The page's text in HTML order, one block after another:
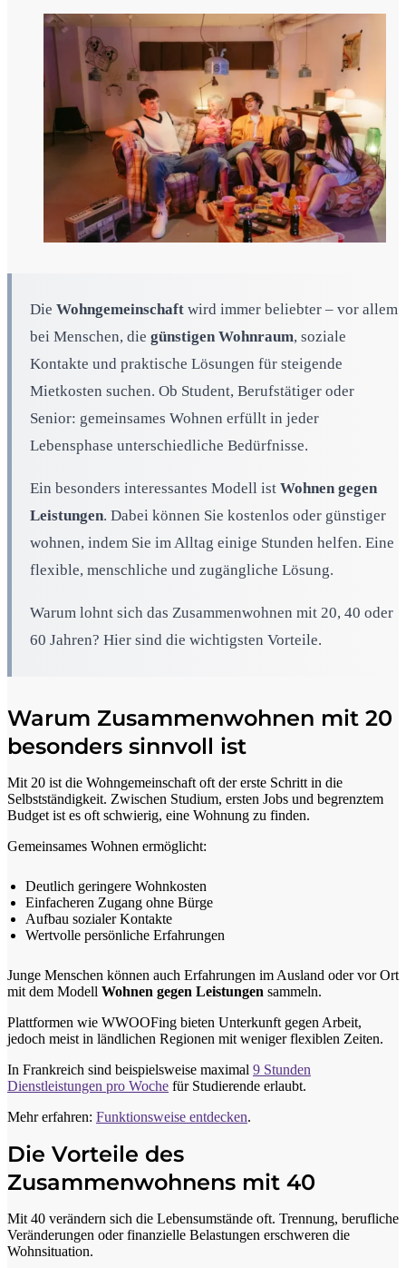
Die Wohngemeinschaft wird immer beliebter – vor allem
bei Menschen, die günstigen Wohnraum, soziale
Kontakte und praktische Lösungen für steigende
Mietkosten suchen. Ob Student, Berufstätiger oder
Senior: gemeinsames Wohnen erfüllt in jeder
Lebensphase unterschiedliche Bedürfnisse.
Ein besonders interessantes Modell ist Wohnen gegen
Leistungen. Dabei können Sie kostenlos oder günstiger
wohnen, indem Sie im Alltag einige Stunden helfen. Eine
flexible, menschliche und zugängliche Lösung.
Warum lohnt sich das Zusammenwohnen mit 20, 40 oder
60 Jahren? Hier sind die wichtigsten Vorteile.
Warum Zusammenwohnen mit 20
besonders sinnvoll ist
Mit 20 ist die Wohngemeinschaft oft der erste Schritt in die
Selbstständigkeit. Zwischen Studium, ersten Jobs und begrenztem
Budget ist es oft schwierig, eine Wohnung zu finden.
Gemeinsames Wohnen ermöglicht:
Deutlich geringere Wohnkosten
Einfacheren Zugang ohne Bürge
Aufbau sozialer Kontakte
Wertvolle persönliche Erfahrungen
Junge Menschen können auch Erfahrungen im Ausland oder vor Ort
mit dem Modell Wohnen gegen Leistungen sammeln.
Plattformen wie WWOOFing bieten Unterkunft gegen Arbeit,
jedoch meist in ländlichen Regionen mit weniger flexiblen Zeiten.
In Frankreich sind beispielsweise maximal 9 Stunden
Dienstleistungen pro Woche für Studierende erlaubt.
Mehr erfahren: Funktionsweise entdecken.
Die Vorteile des
Zusammenwohnens mit 40
Mit 40 verändern sich die Lebensumstände oft. Trennung, berufliche
Veränderungen oder finanzielle Belastungen erschweren die
Wohnsituation.